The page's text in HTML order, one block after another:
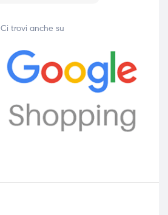
Ci trovi anche su